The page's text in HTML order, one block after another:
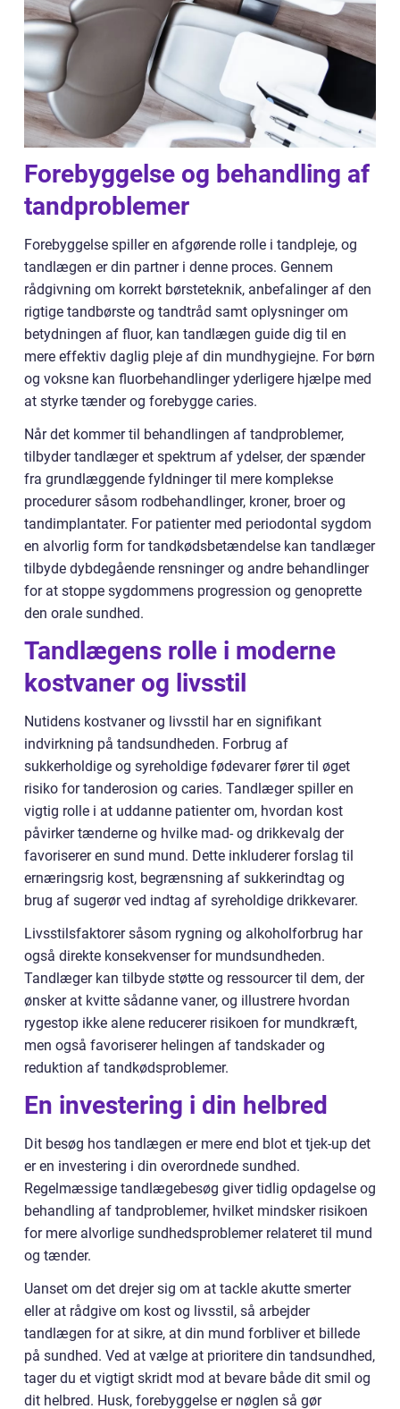
Forebyggelse og behandling af
tandproblemer
Forebyggelse spiller en afgørende rolle i tandpleje, og
tandlægen er din partner i denne proces. Gennem
rådgivning om korrekt børsteteknik, anbefalinger af den
rigtige tandbørste og tandtråd samt oplysninger om
betydningen af fluor, kan tandlægen guide dig til en
mere effektiv daglig pleje af din mundhygiejne. For børn
og voksne kan fluorbehandlinger yderligere hjælpe med
at styrke tænder og forebygge caries.
Når det kommer til behandlingen af tandproblemer,
tilbyder tandlæger et spektrum af ydelser, der spænder
fra grundlæggende fyldninger til mere komplekse
procedurer såsom rodbehandlinger, kroner, broer og
tandimplantater. For patienter med periodontal sygdom
en alvorlig form for tandkødsbetændelse kan tandlæger
tilbyde dybdegående rensninger og andre behandlinger
for at stoppe sygdommens progression og genoprette
den orale sundhed.
Tandlægens rolle i moderne
kostvaner og livsstil
Nutidens kostvaner og livsstil har en signifikant
indvirkning på tandsundheden. Forbrug af
sukkerholdige og syreholdige fødevarer fører til øget
risiko for tanderosion og caries. Tandlæger spiller en
vigtig rolle i at uddanne patienter om, hvordan kost
påvirker tænderne og hvilke mad- og drikkevalg der
favoriserer en sund mund. Dette inkluderer forslag til
ernæringsrig kost, begrænsning af sukkerindtag og
brug af sugerør ved indtag af syreholdige drikkevarer.
Livsstilsfaktorer såsom rygning og alkoholforbrug har
også direkte konsekvenser for mundsundheden.
Tandlæger kan tilbyde støtte og ressourcer til dem, der
ønsker at kvitte sådanne vaner, og illustrere hvordan
rygestop ikke alene reducerer risikoen for mundkræft,
men også favoriserer helingen af tandskader og
reduktion af tandkødsproblemer.
En investering i din helbred
Dit besøg hos tandlægen er mere end blot et tjek-up det
er en investering i din overordnede sundhed.
Regelmæssige tandlægebesøg giver tidlig opdagelse og
behandling af tandproblemer, hvilket mindsker risikoen
for mere alvorlige sundhedsproblemer relateret til mund
og tænder.
Uanset om det drejer sig om at tackle akutte smerter
eller at rådgive om kost og livsstil, så arbejder
tandlægen for at sikre, at din mund forbliver et billede
på sundhed. Ved at vælge at prioritere din tandsundhed,
tager du et vigtigt skridt mod at bevare både dit smil og
dit helbred. Husk, forebyggelse er nøglen så gør